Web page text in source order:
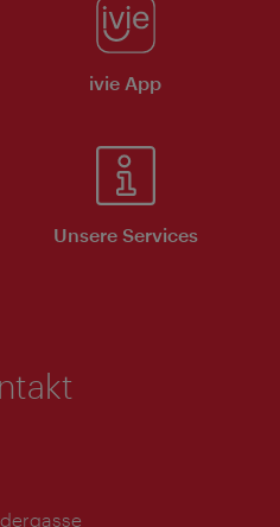
ivie App
Unsere Services